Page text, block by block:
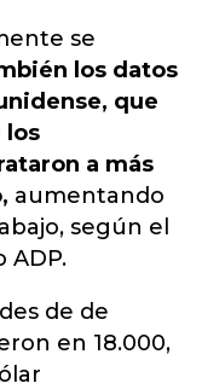
se
los datos
que
los
a más
aumentando
según el
ADP.
de de
en 18.000,